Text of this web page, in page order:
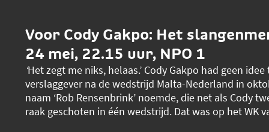
Voor Cody Gakpo: Het
24 mei, 22.15 uur, NPO 1
‘Het zegt me niks, helaas.’ Cody Gakpo had geen
verslaggever na de wedstrijd Malta-Nederland in
naam ‘Rob Rensenbrink’ noemde, die net als Cody
raak geschoten in één wedstrijd. Dat was op het WK